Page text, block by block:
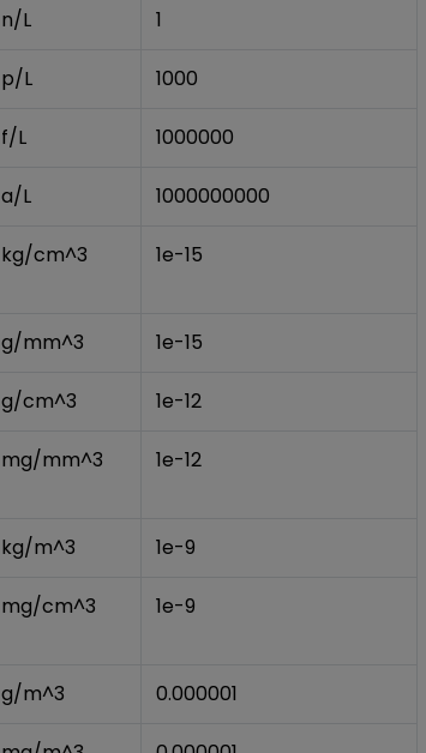
n/L 1
p/L 1000
f/L 1000000
a/L 1000000000
kg/cm^3 1e-15
g/mm^3 1e-15
g/cm^3 1e-12
mg/mm^3 1e-12
kg/m^3 1e-9
mg/cm^3 1e-9
g/m^3 0.000001